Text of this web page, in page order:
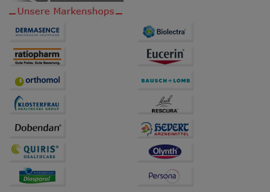
Statistik & Tracking:
Informationen über die Art und Weise der Nutzung
unserer Website sammeln, mit deren Hilfe wir unsere
Website weiter für Sie optimieren können, den Inhalt
auf unserer Website aber auch die Werbung auf
Drittseiten möglichst relevant für Sie zu gestalten.
Dritte wie z.B. Google oder soziale Medien